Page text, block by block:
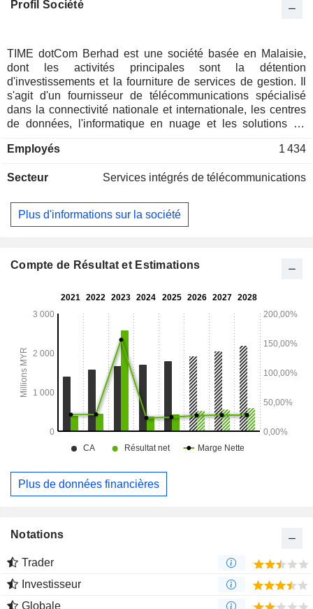
Profil Société
TIME dotCom Berhad est une société basée en Malaisie,
dont les activités principales sont la détention
d'investissements et la fourniture de services de gestion. Il
s'agit d'un fournisseur de télécommunications spécialisé
dans la connectivité nationale et internationale, les centres
de données, l'informatique en nuage et les solutions de
et de gros. Il fournit une connectivité nationale sur le
internationale et nationale, des solutions de cloud
marché de gros et du marché des entreprises dans la région
de l'ANASE. Ses filiales comprennent TT dotCom Sdn. Bhd,
Singapore Pte. Ltd. et autres. TT dotCom Sdn. Bhd. fournit
vidéo et d'images par l'intermédiaire de son réseau national
holding d'investissement.
Employés 1 434
Secteur Services intégrés de télécommunications
Plus d'informations sur la société
Compte de Résultat et Estimations
Plus de données financières
Notations
Trader
Investisseur
Globale